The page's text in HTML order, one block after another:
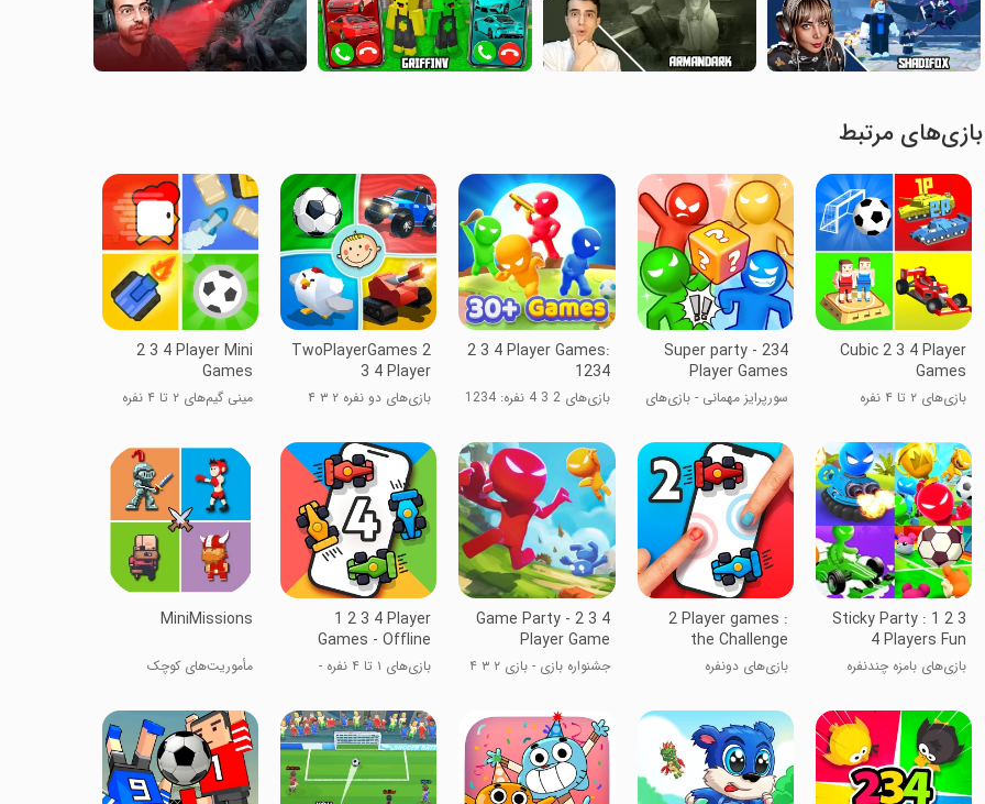
بازی‌های مرتبط
Cubic 2 3 4 Player
Games
بازی‌های ۲ تا ۴ نفره
Super party - 234
Player Games
سورپرایز مهمانی - بازی‌های
2 3 4 Player Games:
1234
بازی‌های 2 3 4 نفره: 1234
TwoPlayerGames 2
3 4 Player
بازی‌های دو نفره ۲ ۳ ۴
2 3 4 Player Mini
Games
مینی گیم‌های ۲ تا ۴ نفره
Sticky Party : 1 2 3
4 Players Fun
games
بازی‌های بامزه چندنفره
2 Player games :
the Challenge
بازی‌های دونفره
Game Party - 2 3 4
Player Game
جشنواره بازی - بازی ۲ ۳ ۴
1 2 3 4 Player
Games - Offline
بازی‌های ۱ تا ۴ نفره -
MiniMissions
مأموریت‌های کوچک